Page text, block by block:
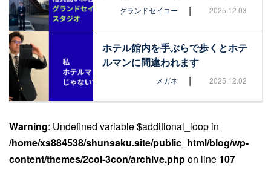
グランドセイコー | 2025.12.03
ホテル館内を手ぶらで歩くとホテ
ルマンに間違われます
メガネ | 2025.12.02
Warning: Undefined variable $additional_loop in
/home/xs884538/shunsaku.site/public_html/blog/wp-
content/themes/2col-3con/archive.phpon line 107